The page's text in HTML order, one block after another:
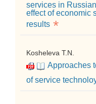
services in
effect of economic
results *
Kosheleva T.N.
Approaches
of service